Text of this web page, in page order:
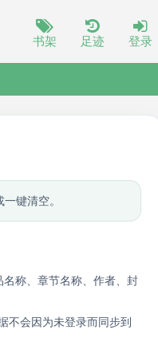
书架 足迹 登录
键清空。
称、章节名称、作者、封
不会因为未登录而同步到